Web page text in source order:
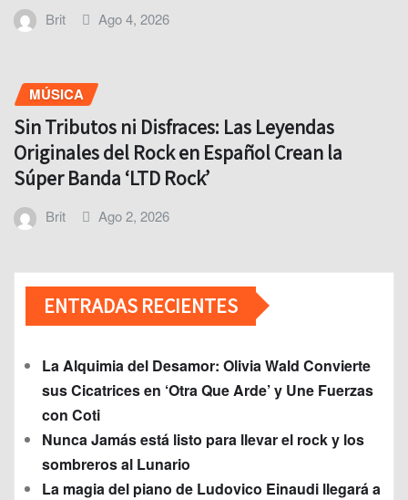
Brit Ago 4, 2026
MÚSICA
Sin Tributos ni Disfraces: Las Leyendas
Originales del Rock en Español Crean la
Súper Banda ‘LTD Rock’
Brit Ago 2, 2026
ENTRADAS RECIENTES
La Alquimia del Desamor: Olivia Wald Convierte
sus Cicatrices en ‘Otra Que Arde’ y Une Fuerzas
con Coti
Nunca Jamás está listo para llevar el rock y los
sombreros al Lunario
La magia del piano de Ludovico Einaudi llegará a